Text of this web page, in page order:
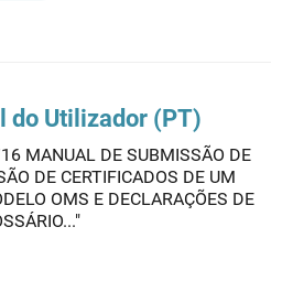
do Utilizador (PT)
MANUAL DE SUBMISSÃO DE
DE CERTIFICADOS DE UM
OMS E DECLARAÇÕES DE